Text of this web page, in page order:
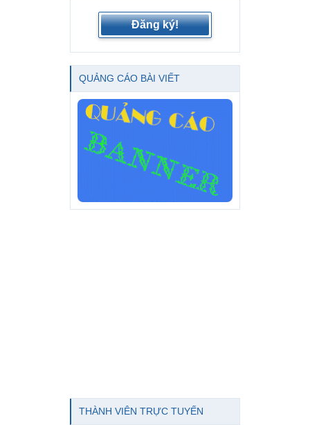
Đăng ký!
QUẢNG CÁO BÀI VIẾT
THÀNH VIÊN TRỰC TUYẾN